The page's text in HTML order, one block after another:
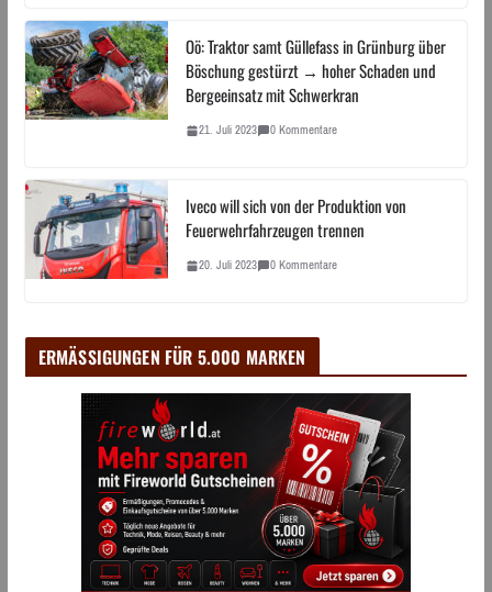
Oö: Traktor samt Güllefass in Grünburg über
Böschung gestürzt → hoher Schaden und
Bergeeinsatz mit Schwerkran
21. Juli 2023 0 Kommentare
Iveco will sich von der Produktion von
Feuerwehrfahrzeugen trennen
20. Juli 2023 0 Kommentare
ERMÄSSIGUNGEN FÜR 5.000 MARKEN